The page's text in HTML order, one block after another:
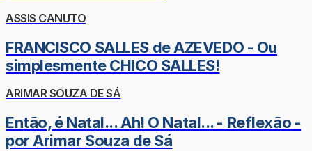
ASSIS CANUTO
FRANCISCO SALLES de AZEVEDO - Ou
simplesmente CHICO SALLES!
ARIMAR SOUZA DE SÁ
Então, é Natal... Ah! O Natal... - Reflexão -
por Arimar Souza de Sá